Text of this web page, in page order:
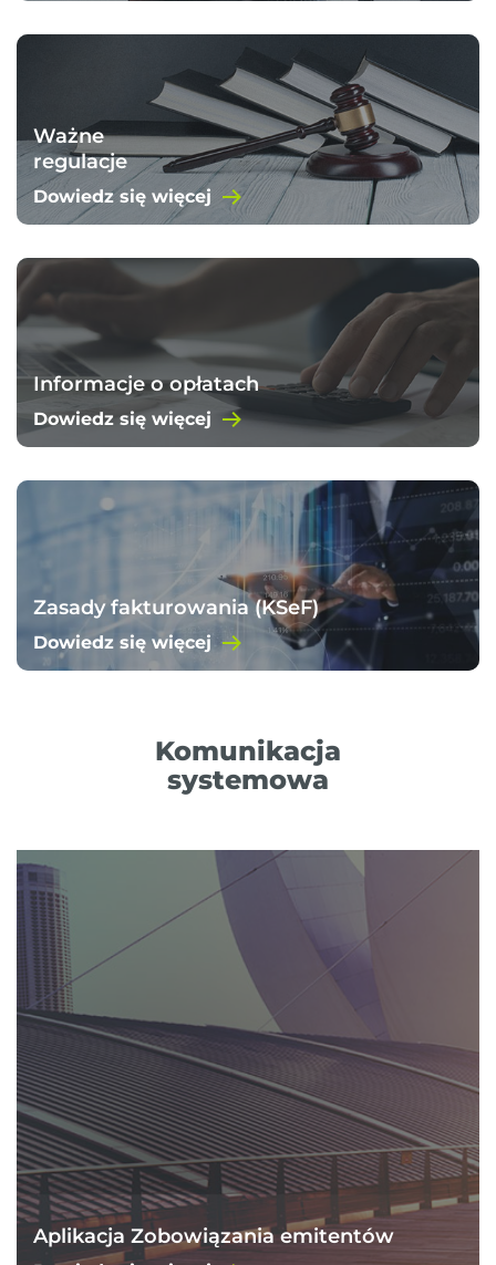
Ważne
regulacje
Dowiedz się więcej
Informacje o opłatach
Dowiedz się więcej
Zasady fakturowania (KSeF)
Dowiedz się więcej
Komunikacja
systemowa
Aplikacja Zobowiązania emitentów